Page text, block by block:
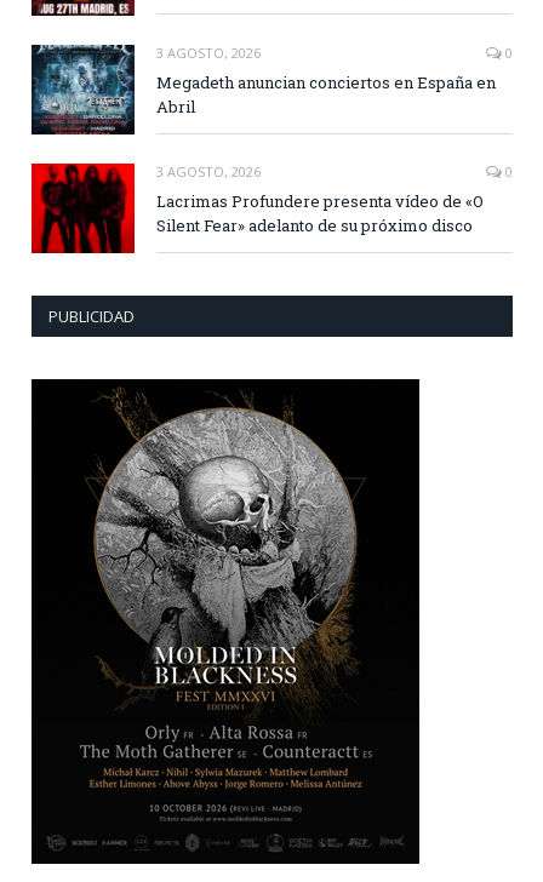
3 AGOSTO, 2026 0
Megadeth anuncian conciertos en España en
Abril
3 AGOSTO, 2026 0
Lacrimas Profundere presenta vídeo de «O
Silent Fear» adelanto de su próximo disco
PUBLICIDAD